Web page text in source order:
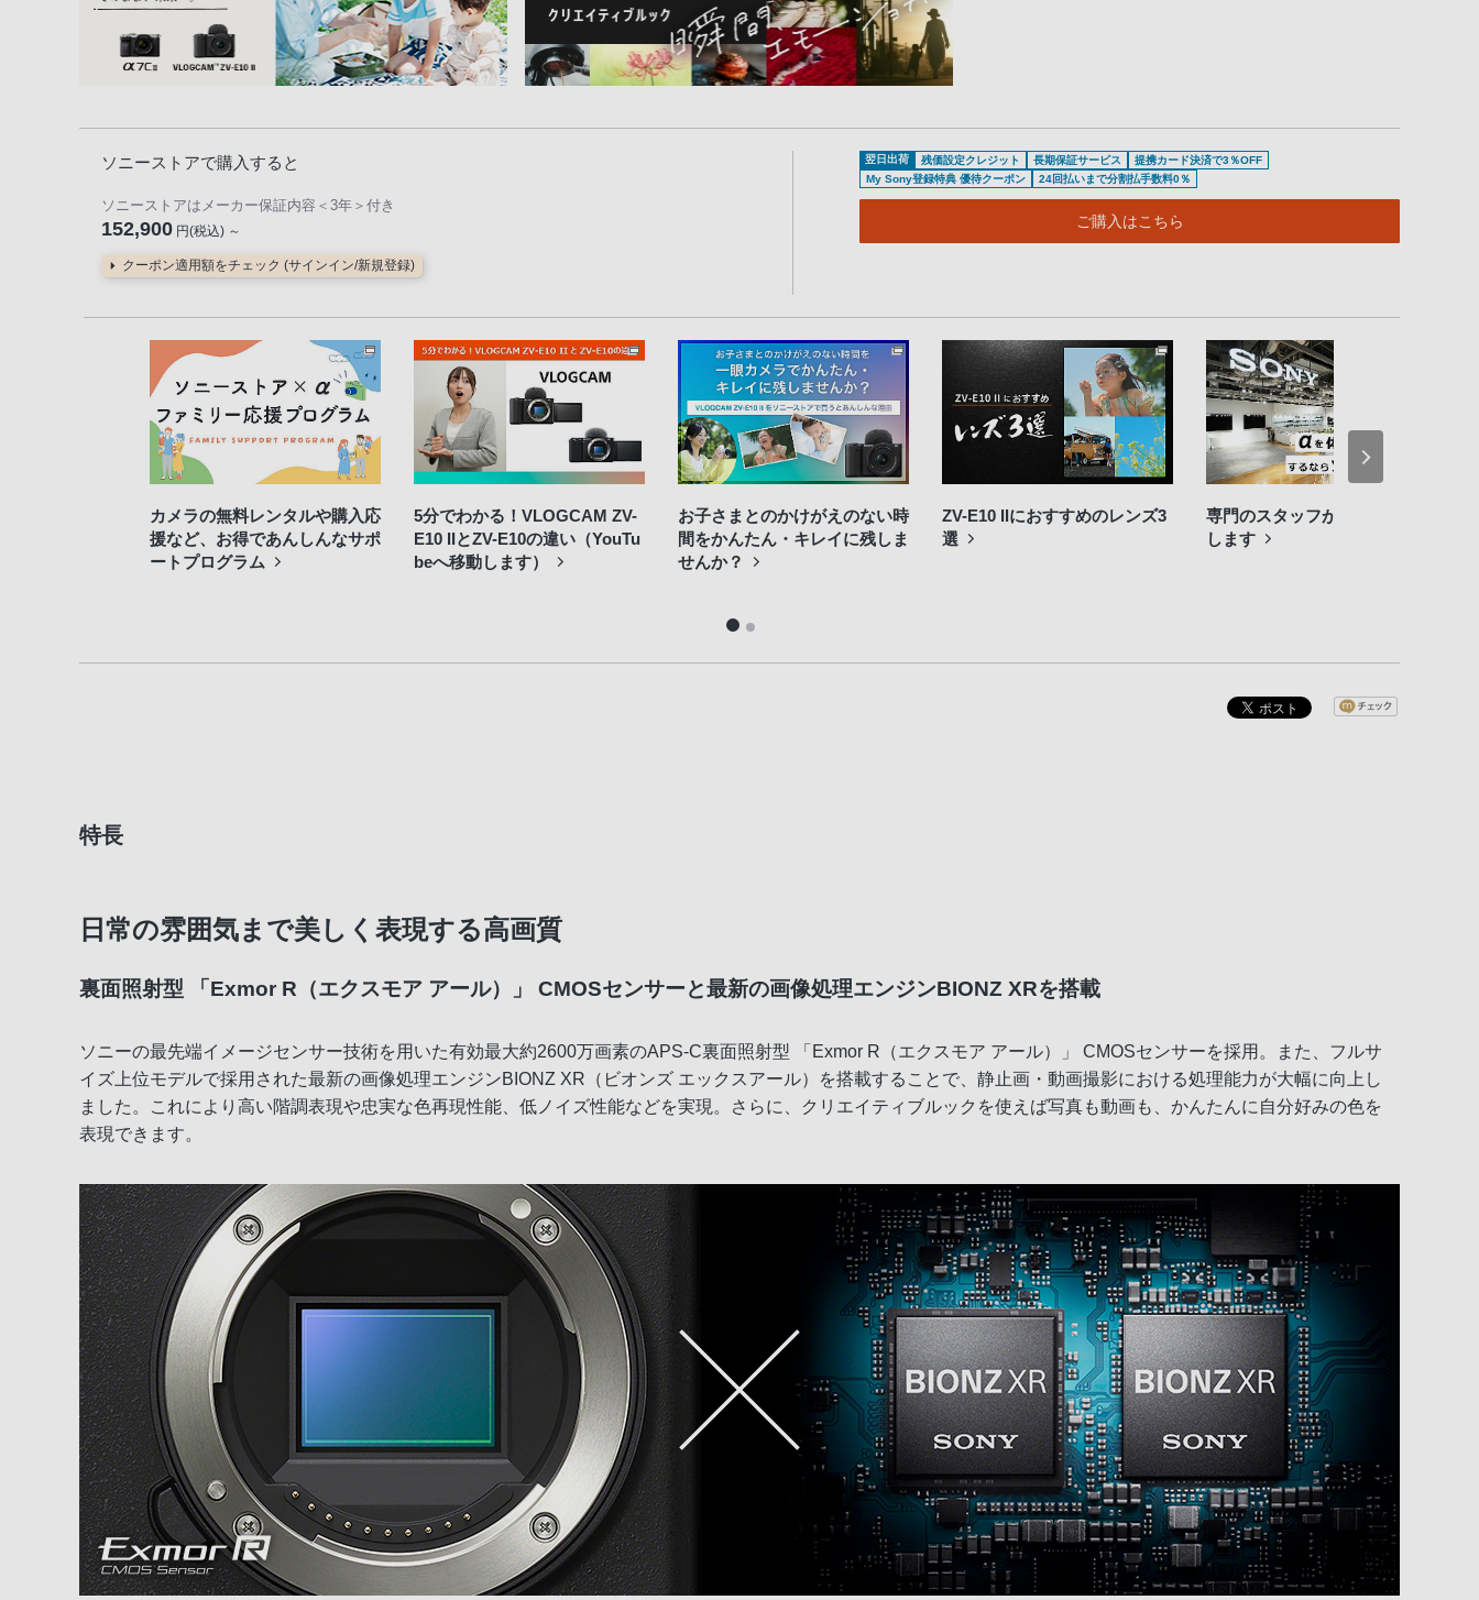
ソニーストアで購入すると
ソニーストアはメーカー保証内容 ＜3年＞ 付き
152,900 円(税込) ～
クーポン適用額をチェック (サインイン/新規登録)
翌日出荷 残価設定クレジット 長期保証サービス
提携カード決済で3％OFF
My Sony登録特典 優待クーポン
24回払いまで分割払手数料0％
ご購入はこちら
カメラの無料レンタルや購入応
援など、お得であんしんなサポ
ートプログラム
5分でわかる！VLOGCAM ZV-
E10 IIとZV-E10の違い（YouTu
beへ移動します）
お子さまとのかけがえのない時
間をかんたん・キレイに残しま
せんか？
ZV-E10 IIにおすすめのレンズ3
選
専門のスタッフが詳しくご案内
します
特長
日常の雰囲気まで美しく表現する高画質
裏面照射型 「Exmor R（エクスモア アール）」 CMOSセンサーと最新の画像処理エンジンBIONZ XRを搭載
ソニーの最先端イメージセンサー技術を用いた有効最大約2600万画素のAPS-C裏面照射型 「Exmor R（エクスモア アール）」 CMOSセンサーを採用。また、フルサ
イズ上位モデルで採用された最新の画像処理エンジンBIONZ XR（ビオンズ エックスアール）を搭載することで、静止画・動画撮影における処理能力が大幅に向上し
ました。これにより高い階調表現や忠実な色再現性能、低ノイズ性能などを実現。さらに、クリエイティブルックを使えば写真も動画も、かんたんに自分好みの色を
表現できます。